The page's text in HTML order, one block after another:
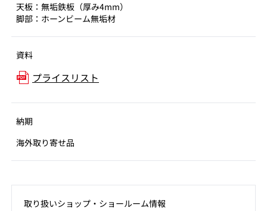
天板：無垢鉄板（厚み4mm）
脚部：ホーンビーム無垢材
資料
プライスリスト
納期
海外取り寄せ品
取り扱いショップ‧ショールーム情報